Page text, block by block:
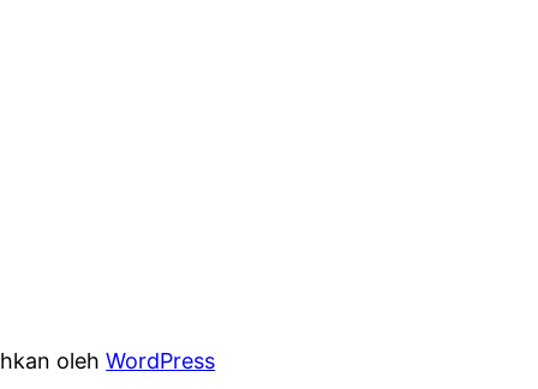
olehWordPress